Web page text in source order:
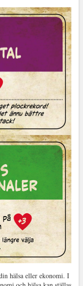
hälsa eller ekonomi. I